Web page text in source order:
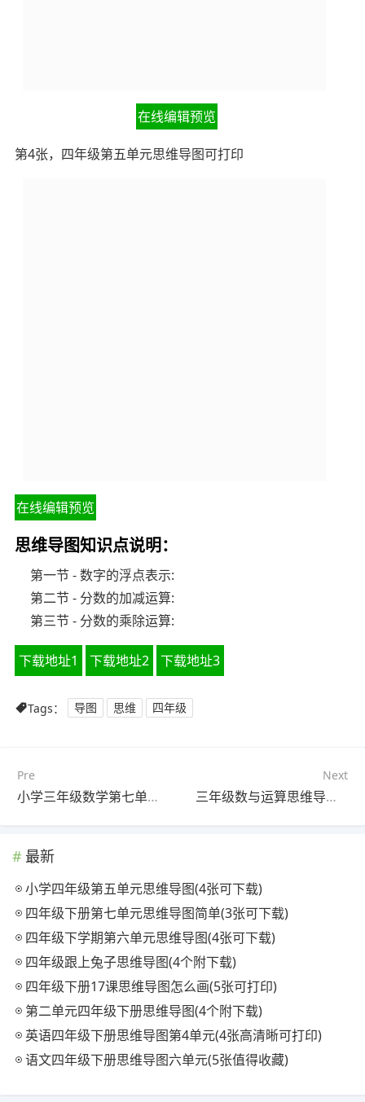
在线编辑预览
第4张，四年级第五单元思维导图可打印
在线编辑预览
思维导图知识点说明：
第一节 - 数字的浮点表示:
第二节 - 分数的加减运算:
第三节 - 分数的乘除运算:
下载地址1 下载地址2 下载地址3
Tags： 导图 思维 四年级
Pre
小学三年级数学第七单元思维导图图片大全(4张高清晰可打印)
Next
三年级数与运算思维导图(4张附打印高清版)
最新
小学四年级第五单元思维导图(4张可下载)
四年级下册第七单元思维导图简单(3张可下载)
四年级下学期第六单元思维导图(4张可下载)
四年级跟上兔子思维导图(4个附下载)
四年级下册17课思维导图怎么画(5张可打印)
第二单元四年级下册思维导图(4个附下载)
英语四年级下册思维导图第4单元(4张高清晰可打印)
语文四年级下册思维导图六单元(5张值得收藏)